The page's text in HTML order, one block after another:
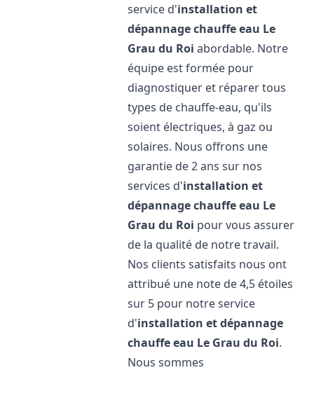
service d'installation et
dépannage chauffe eau Le
Grau du Roi abordable. Notre
équipe est formée pour
diagnostiquer et réparer tous
types de chauffe-eau, qu'ils
soient électriques, à gaz ou
solaires. Nous offrons une
garantie de 2 ans sur nos
services d'installation et
dépannage chauffe eau Le
Grau du Roi pour vous assurer
de la qualité de notre travail.
Nos clients satisfaits nous ont
attribué une note de 4,5 étoiles
sur 5 pour notre service
d'installation et dépannage
chauffe eau Le Grau du Roi.
Nous sommes